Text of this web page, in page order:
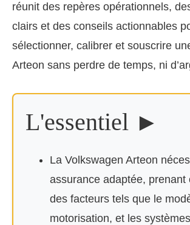
réunit des repères opérationnels,
clairs et des conseils actionnables
sélectionner, calibrer et souscrire
Arteon sans perdre de temps, ni
L'essentiel ►
La Volkswagen Arteon
assurance adaptée, prenant
des facteurs tels que le
motorisation, et les